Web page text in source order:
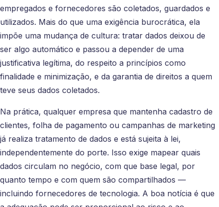
empregados e fornecedores são coletados, guardados e
utilizados. Mais do que uma exigência burocrática, ela
impõe uma mudança de cultura: tratar dados deixou de
ser algo automático e passou a depender de uma
justificativa legítima, do respeito a princípios como
finalidade e minimização, e da garantia de direitos a quem
teve seus dados coletados.
Na prática, qualquer empresa que mantenha cadastro de
clientes, folha de pagamento ou campanhas de marketing
já realiza tratamento de dados e está sujeita à lei,
independentemente do porte. Isso exige mapear quais
dados circulam no negócio, com que base legal, por
quanto tempo e com quem são compartilhados —
incluindo fornecedores de tecnologia. A boa notícia é que